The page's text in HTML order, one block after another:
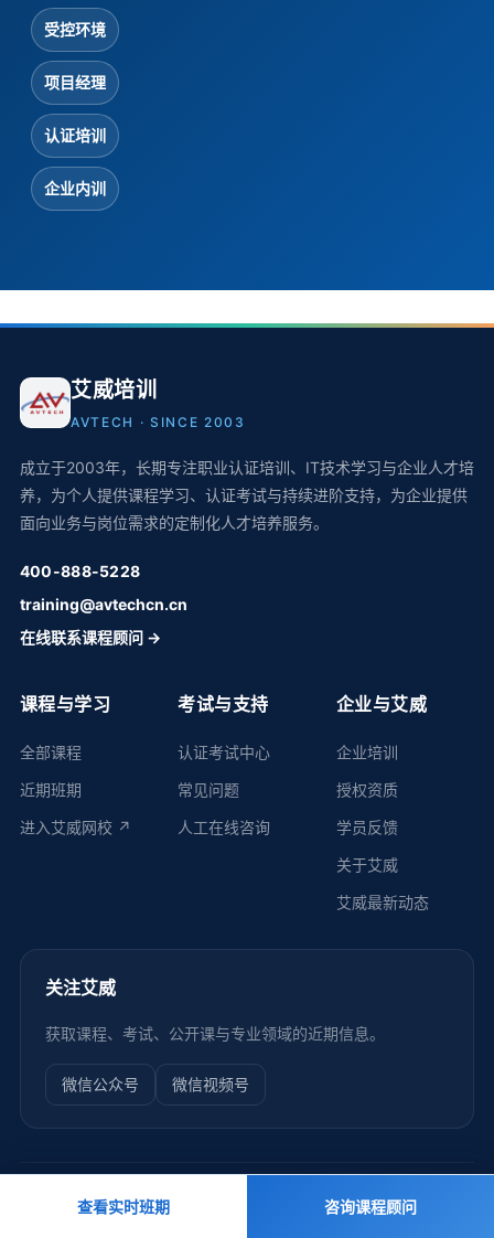
受控环境
项目经理
认证培训
企业内训
查看实时班期 咨询课程顾问
艾威培训
AVTECH · SINCE 2003
成立于2003年，长期专注职业认证培训、IT技术学习与企业人才培
养，为个人提供课程学习、认证考试与持续进阶支持，为企业提供
面向业务与岗位需求的定制化人才培养服务。
400-888-5228
training@avtechcn.cn
在线联系课程顾问 →
课程与学习
全部课程
近期班期
进入艾威网校 ↗
考试与支持
认证考试中心
常见问题
人工在线咨询
企业与艾威
企业培训
授权资质
学员反馈
关于艾威
艾威最新动态
关注艾威
获取课程、考试、公开课与专业领域的近期信息。
微信公众号 微信视频号